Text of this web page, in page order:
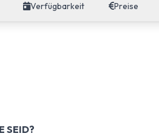
Verfügbarkeit Preise
SEID?